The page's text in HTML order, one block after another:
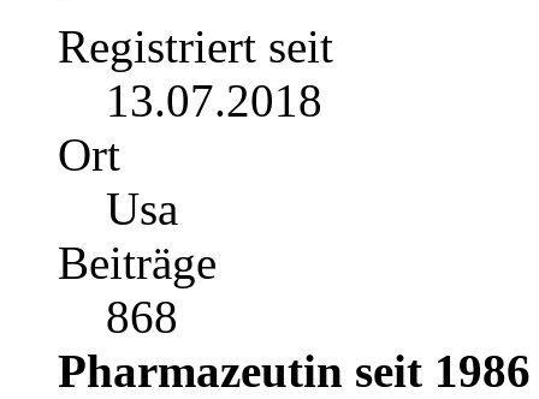
Registriert seit
13.07.2018
Ort
Usa
Beiträge
868
Pharmazeutin seit 1986